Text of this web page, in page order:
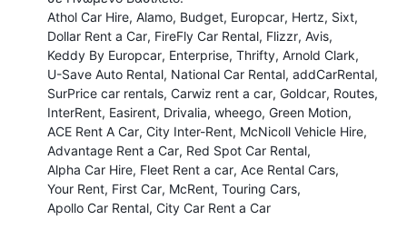
Athol Car Hire Alamo Budget Europcar Hertz Sixt
Dollar Rent a Car FireFly Car Rental Flizzr Avis
Keddy By Europcar Enterprise Thrifty Arnold Clark
U-Save Auto Rental National Car Rental addCarRental
SurPrice car rentals Carwiz rent a car Goldcar Routes
InterRent Easirent Drivalia wheego Green Motion
ACE Rent A Car City Inter-Rent McNicoll Vehicle Hire
Advantage Rent a Car Red Spot Car Rental
Alpha Car Hire Fleet Rent a car Ace Rental Cars
Your Rent First Car McRent Touring Cars
Apollo Car Rental City Car Rent a Car